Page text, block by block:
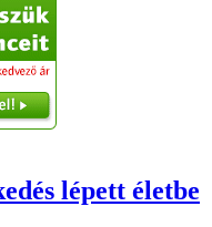
lépett életbe